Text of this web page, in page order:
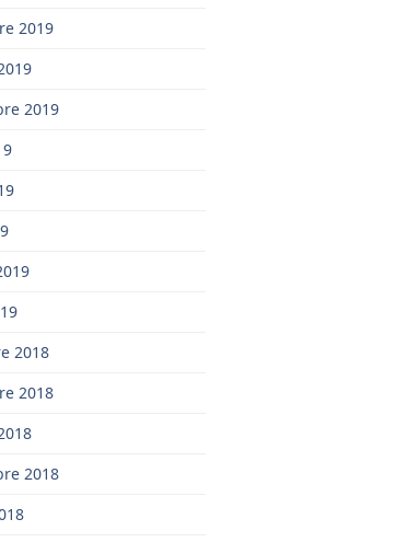
2019
2019
2018
2018
2018